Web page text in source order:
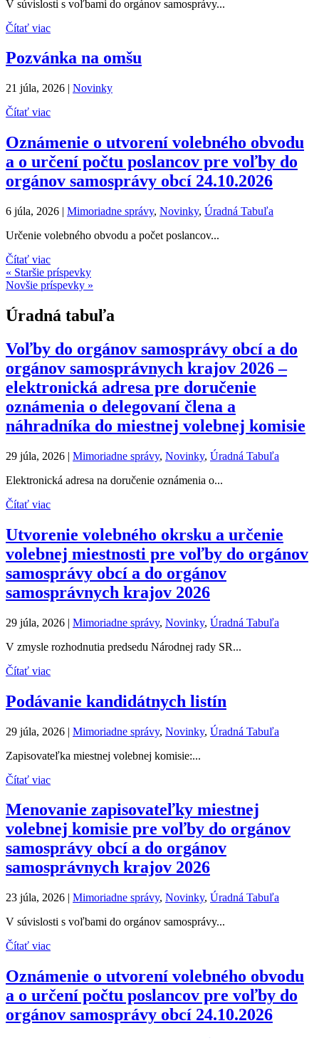
V súvislosti s voľbami do orgánov samosprávy...
Čítať viac
Pozvánka na omšu
21 júla, 2026 | Novinky
Čítať viac
Oznámenie o utvorení volebného obvodu
a o určení počtu poslancov pre voľby do
orgánov samosprávy obcí 24.10.2026
6 júla, 2026 | Mimoriadne správy, Novinky, Úradná Tabuľa
Určenie volebného obvodu a počet poslancov...
Čítať viac
« Staršie príspevky
Novšie príspevky »
Úradná tabuľa
Voľby do orgánov samosprávy obcí a do
orgánov samosprávnych krajov 2026 –
elektronická adresa pre doručenie
oznámenia o delegovaní člena a
náhradníka do miestnej volebnej komisie
29 júla, 2026 | Mimoriadne správy, Novinky, Úradná Tabuľa
Elektronická adresa na doručenie oznámenia o...
Čítať viac
Utvorenie volebného okrsku a určenie
volebnej miestnosti pre voľby do orgánov
samosprávy obcí a do orgánov
samosprávnych krajov 2026
29 júla, 2026 | Mimoriadne správy, Novinky, Úradná Tabuľa
V zmysle rozhodnutia predsedu Národnej rady SR...
Čítať viac
Podávanie kandidátnych listín
29 júla, 2026 | Mimoriadne správy, Novinky, Úradná Tabuľa
Zapisovateľka miestnej volebnej komisie:...
Čítať viac
Menovanie zapisovateľky miestnej
volebnej komisie pre voľby do orgánov
samosprávy obcí a do orgánov
samosprávnych krajov 2026
23 júla, 2026 | Mimoriadne správy, Novinky, Úradná Tabuľa
V súvislosti s voľbami do orgánov samosprávy...
Čítať viac
Oznámenie o utvorení volebného obvodu
a o určení počtu poslancov pre voľby do
orgánov samosprávy obcí 24.10.2026